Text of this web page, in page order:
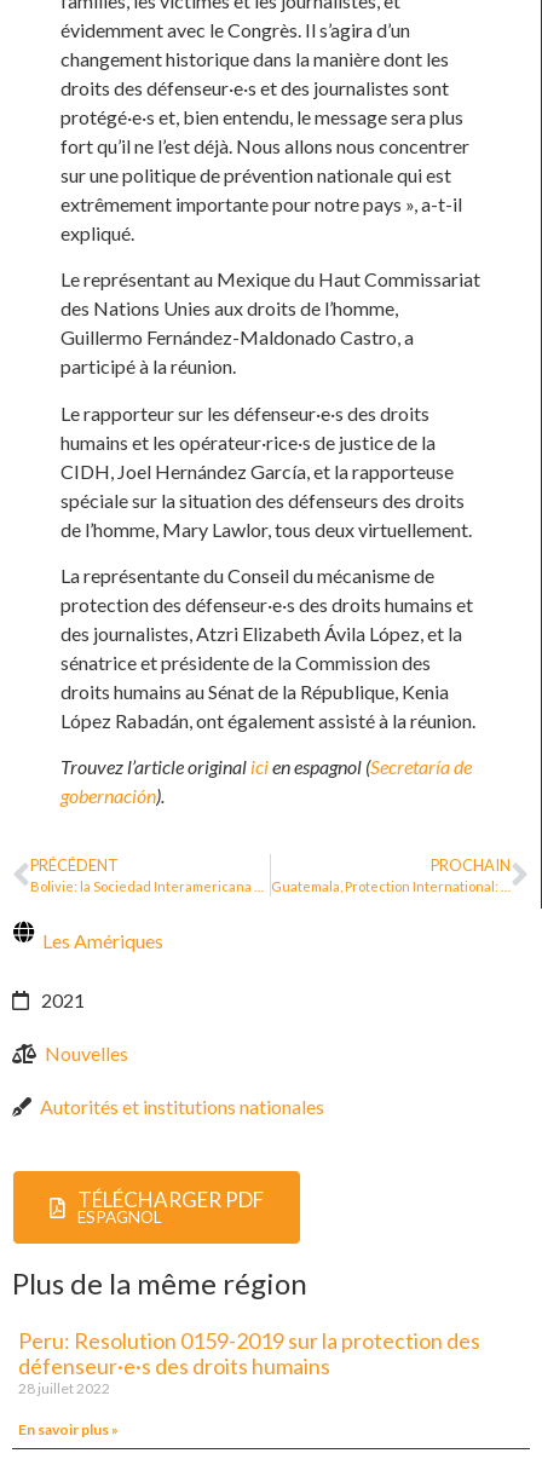
évidemment avec le Congrès. Il s’agira d’un
changement historique dans la manière dont les
droits des défenseur·e·s et des journalistes sont
protégé·e·s et, bien entendu, le message sera plus
fort qu’il ne l’est déjà. Nous allons nous concentrer
sur une politique de prévention nationale qui est
extrêmement importante pour notre pays », a-t-il
expliqué.
Le représentant au Mexique du Haut Commissariat
des Nations Unies aux droits de l’homme,
Guillermo Fernández-Maldonado Castro, a
participé à la réunion.
Le rapporteur sur les défenseur·e·s des droits
humains et les opérateur·rice·s de justice de la
CIDH, Joel Hernández García, et la rapporteuse
spéciale sur la situation des défenseurs des droits
de l’homme, Mary Lawlor, tous deux virtuellement.
La représentante du Conseil du mécanisme de
protection des défenseur·e·s des droits humains et
des journalistes, Atzri Elizabeth Ávila López, et la
sénatrice et présidente de la Commission des
droits humains au Sénat de la République, Kenia
López Rabadán, ont également assisté à la réunion.
Trouvez l’article original icien espagnol (Secretaría de
gobernación).
PRÉCÉDENT PROCHAIN
Les Amériques
2021
Nouvelles
Autorités et institutions nationales
TÉLÉCHARGER PDF
ESPAGNOL
Plus de la même région
Peru: Resolution 0159-2019 sur la protection des
défenseur·e·s des droits humains
28 juillet 2022
En savoir plus »